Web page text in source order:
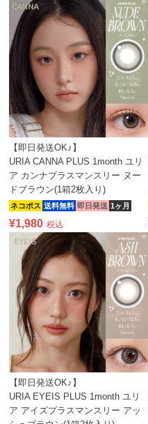
【即日発送OK♪】
URIA CANNA PLUS 1month ユリ
ア カンナプラスマンスリー ヌー
ドブラウン(1箱2枚入り)
ネコポス 送料無料 即日発送 1ヶ月
¥1,980 税込
【即日発送OK♪】
URIA EYEIS PLUS 1month ユリ
ア アイズプラスマンスリー アッ